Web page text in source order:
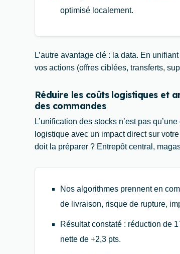
optimisé localement.
L’autre avantage clé : la data. En
vos actions (offres ciblées, transferts,
Réduire les coûts logistiques et
des commandes
L’unification des stocks n’est pas
logistique avec un impact direct sur
doit la préparer ? Entrepôt central,
Nos algorithmes prennent en
de livraison, risque de rupture,
Résultat constaté : réduction de
nette de +2,3 pts.